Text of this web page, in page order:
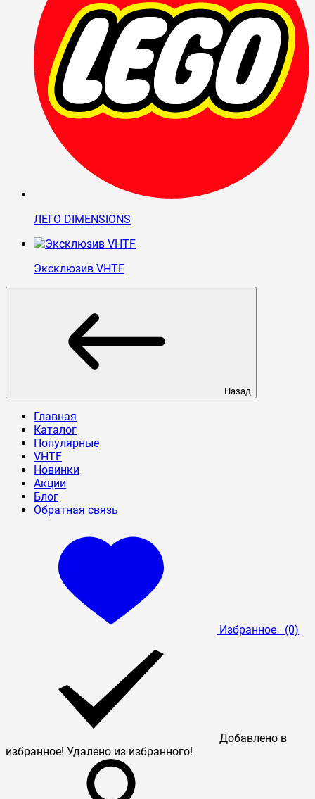
ЛЕГО DIMENSIONS
Эксклюзив VHTF
Назад
Главная
Каталог
Популярные
VHTF
Новинки
Акции
Блог
Обратная связь
Избранное (0)
Добавлено в
избранное! Удалено из избранного!